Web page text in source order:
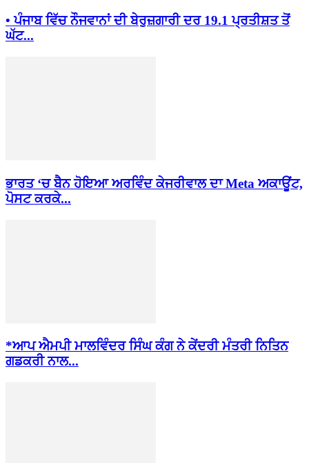
• ਪੰਜਾਬ ਵਿੱਚ ਨੌਜਵਾਨਾਂ ਦੀ ਬੇਰੁਜ਼ਗਾਰੀ ਦਰ 19.1 ਪ੍ਰਤੀਸ਼ਤ ਤੋਂ
ਘੱਟ...
ਭਾਰਤ ‘ਚ ਬੈਨ ਹੋਇਆ ਅਰਵਿੰਦ ਕੇਜਰੀਵਾਲ ਦਾ Meta ਅਕਾਊਂਟ,
ਪੋਸਟ ਕਰਕੇ...
*ਆਪ ਐਮਪੀ ਮਾਲਵਿੰਦਰ ਸਿੰਘ ਕੰਗ ਨੇ ਕੇਂਦਰੀ ਮੰਤਰੀ ਨਿਤਿਨ
ਗਡਕਰੀ ਨਾਲ...